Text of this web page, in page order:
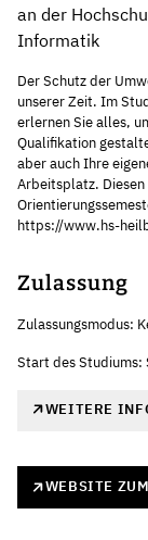
an der
Informatik
Der Schutz der
unserer Zeit. Im
erlernen Sie alles,
Qualifikation
aber auch Ihre
Arbeitsplatz. Diesen
https://www.hs-
Zulassung
Zulassungsmodus:
Start des Studiums:
WEITERE
WEBSITE